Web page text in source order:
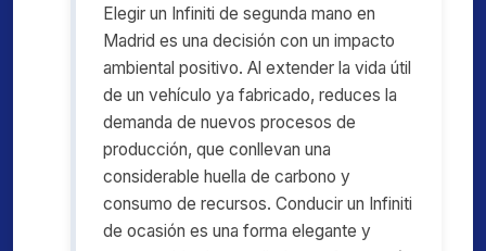
Elegir un Infiniti de segunda mano en
Madrid es una decisión con un impacto
ambiental positivo. Al extender la vida útil
de un vehículo ya fabricado, reduces la
demanda de nuevos procesos de
producción, que conllevan una
considerable huella de carbono y
consumo de recursos. Conducir un Infiniti
de ocasión es una forma elegante y